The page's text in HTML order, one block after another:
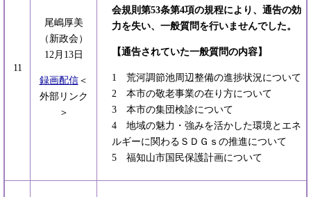
11
尾嶋厚美
（新政会）
12月13日
録画配信＜
外部リンク
＞
会規則第53条第4項の規程により、通告の効
力を失い、一般質問を行いませんでした。
【通告されていた一般質問の内容】
1 荒河調節池周辺整備の進捗状況について
2 本市の敬老事業の在り方について
3 本市の集団検診について
4 地域の魅力・強みを活かした環境とエネ
ルギーに関わるＳＤＧｓの推進について
5 福知山市国民保護計画について